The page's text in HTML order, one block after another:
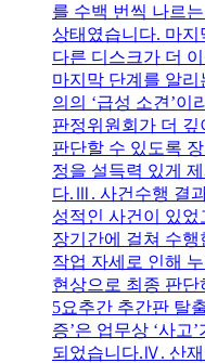
를 수백 번씩 나르
상태였습니다. 마지
다른 디스크가 더
마지막 단계를 알
의의 ‘급성 소견’이
판정위원회가 더 깊
판단할 수 있도록
정을 설득력 있게
다.Ⅲ. 사건수행 결
성적인 사건이 있
장기간에 걸쳐 수
작업 자세로 인해
현상으로 최종 판단
5요추간 추간판 탈
증’은 업무상 ‘사고
되었습니다.Ⅳ. 산재